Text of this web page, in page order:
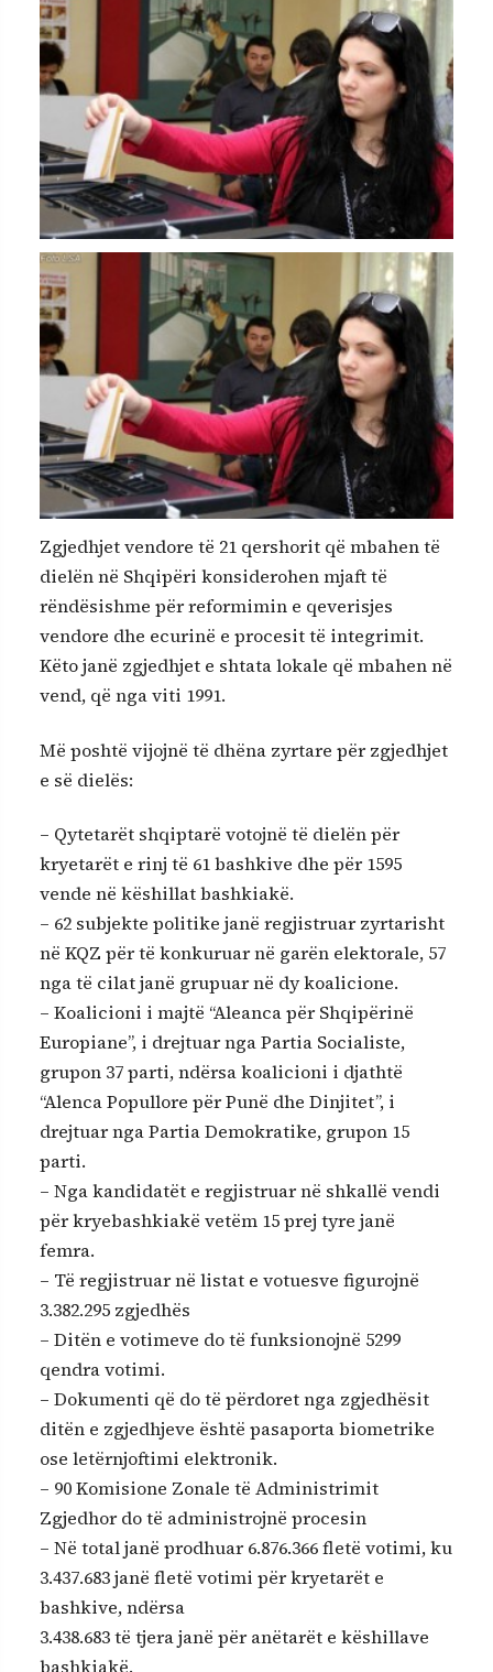
Zgjedhjet vendore të 21 qershorit që mbahen të
dielën në Shqipëri konsiderohen mjaft të
rëndësishme për reformimin e qeverisjes
vendore dhe ecurinë e procesit të integrimit.
Këto janë zgjedhjet e shtata lokale që mbahen në
vend, që nga viti 1991.
Më poshtë vijojnë të dhëna zyrtare për zgjedhjet
e së dielës:
– Qytetarët shqiptarë votojnë të dielën për
kryetarët e rinj të 61 bashkive dhe për 1595
vende në këshillat bashkiakë.
– 62 subjekte politike janë regjistruar zyrtarisht
në KQZ për të konkuruar në garën elektorale, 57
nga të cilat janë grupuar në dy koalicione.
– Koalicioni i majtë “Aleanca për Shqipërinë
Europiane”, i drejtuar nga Partia Socialiste,
grupon 37 parti, ndërsa koalicioni i djathtë
“Alenca Popullore për Punë dhe Dinjitet”, i
drejtuar nga Partia Demokratike, grupon 15
parti.
– Nga kandidatët e regjistruar në shkallë vendi
për kryebashkiakë vetëm 15 prej tyre janë
femra.
– Të regjistruar në listat e votuesve figurojnë
3.382.295 zgjedhës
– Ditën e votimeve do të funksionojnë 5299
qendra votimi.
– Dokumenti që do të përdoret nga zgjedhësit
ditën e zgjedhjeve është pasaporta biometrike
ose letërnjoftimi elektronik.
– 90 Komisione Zonale të Administrimit
Zgjedhor do të administrojnë procesin
– Në total janë prodhuar 6.876.366 fletë votimi, ku
3.437.683 janë fletë votimi për kryetarët e
bashkive, ndërsa
3.438.683 të tjera janë për anëtarët e këshillave
bashkiakë.